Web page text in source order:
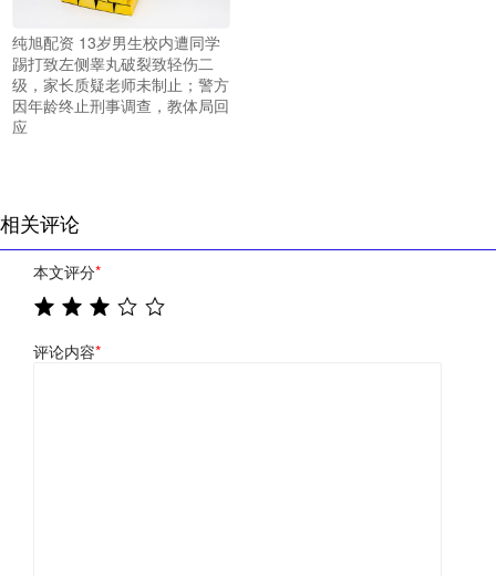
纯旭配资 13岁男生校内遭同学
踢打致左侧睾丸破裂致轻伤二
级，家长质疑老师未制止；警方
因年龄终止刑事调查，教体局回
应
相关评论
本文评分*
评论内容*